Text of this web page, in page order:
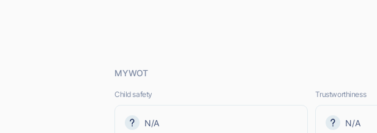
MYWOT
Child safety
N/A
Trustworthiness
N/A